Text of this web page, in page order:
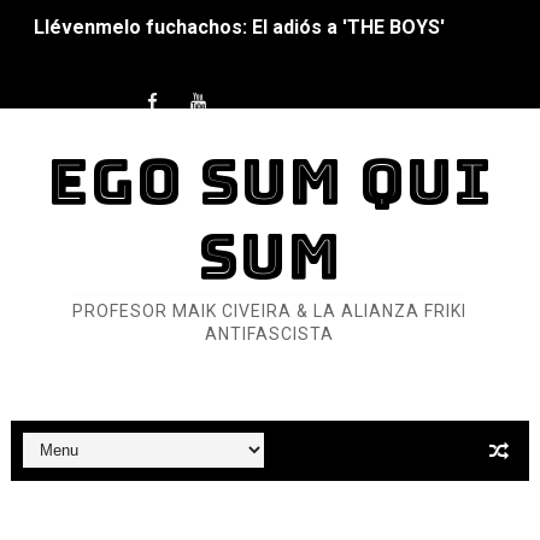
Llévenmelo fuchachos: El adiós a 'THE BOYS'
Mario: La epopeya del fontanero - Parte I
Pequeña Filmoteca Antifascista
Que no nos aplaste el Talón de Hierro
Un año para sobrevivir al mundo: Dos mil tíjiri cinco
EGO SUM QUI
SUM
PROFESOR MAIK CIVEIRA & LA ALIANZA FRIKI
ANTIFASCISTA